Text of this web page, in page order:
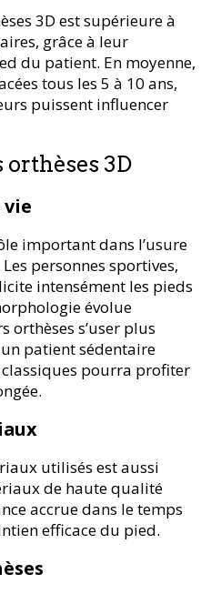
3D est supérieure à
grâce à leur
du patient. En moyenne,
tous les 5 à 10 ans,
puissent influencer
orthèses 3D
important dans l’usure
personnes sportives,
intensément les pieds
évolue
orthèses s’user plus
patient sédentaire
pourra profiter
utilisés est aussi
de haute qualité
accrue dans le temps
efficace du pied.